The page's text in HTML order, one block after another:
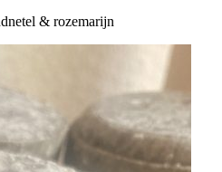
& rozemarijn